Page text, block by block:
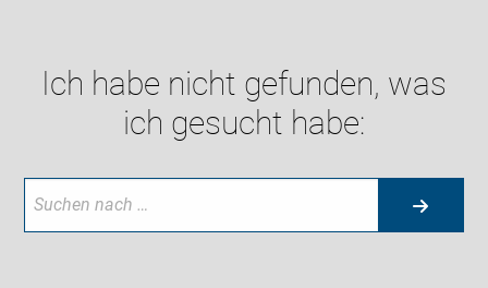
Ich habe nicht gefunden, was
ich gesucht habe: